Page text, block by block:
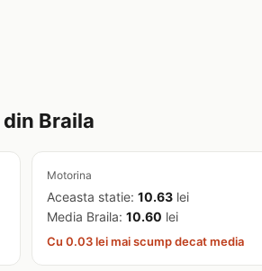
Braila
Motorina
Aceasta statie:10.63 lei
Media Braila:10.60 lei
Cu 0.03 lei mai scump decat media